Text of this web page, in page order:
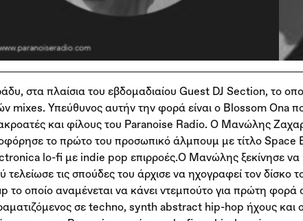
στα πλαίσια του εβδομαδιαίου Guest DJ Section, το
mixes. Υπεύθυνος αυτήν την φορά είναι ο Blossom Ona
ακροατές και φίλους του Paranoise Radio. Ο Μανώλης
το πρώτο του προσωπικό άλμπουμ με τίτλο Space
lo-fi με indie pop επιρροές.Ο Μανώλης ξεκίνησε να
τις σπούδες του άρχισε να ηχογραφεί τον δίσκο
το οποίο αναμένεται να κάνει ντεμπούτο για πρώτη φορά
σε techno, synth abstract hip-hop ήχους και